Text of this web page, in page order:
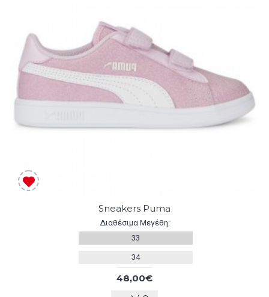
Sneakers Puma
Διαθέσιμα Μεγέθη:
33
34
48,00€